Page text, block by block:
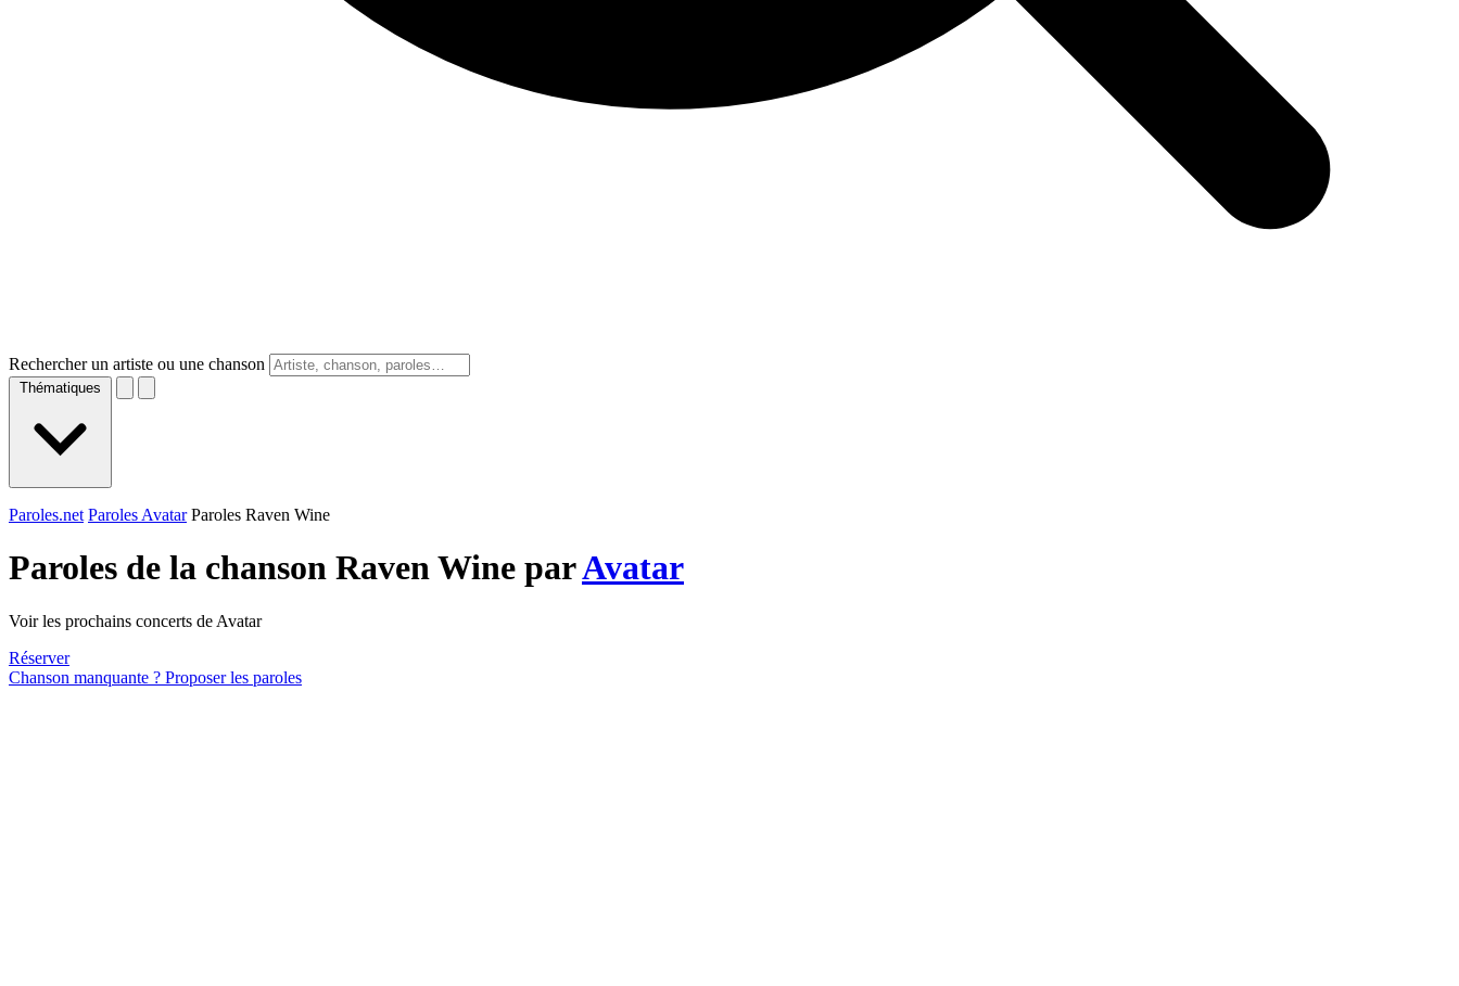
Rechercher un artiste ou une chanson
Thématiques
Paroles.net Paroles Avatar Paroles Raven Wine
Paroles de la chanson Raven Wine parAvatar
Voir les prochains concerts de Avatar
Réserver
Chanson manquante ? Proposer les paroles